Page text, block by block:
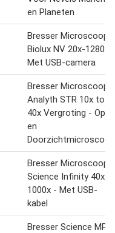
en Planeten
Bresser Microscoop -
Biolux NV 20x-1280x -
Met USB-camera
Bresser Microscoop -
Analyth STR 10x tot
40x Vergroting - Op-
en
Doorzichtmicroscoop
Bresser Microscoop -
Science Infinity 40x-
1000x - Met USB-
kabel
Bresser Science MPO